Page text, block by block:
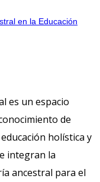
en la Educación
es un espacio
de
holística y
integran la
ancestral para el